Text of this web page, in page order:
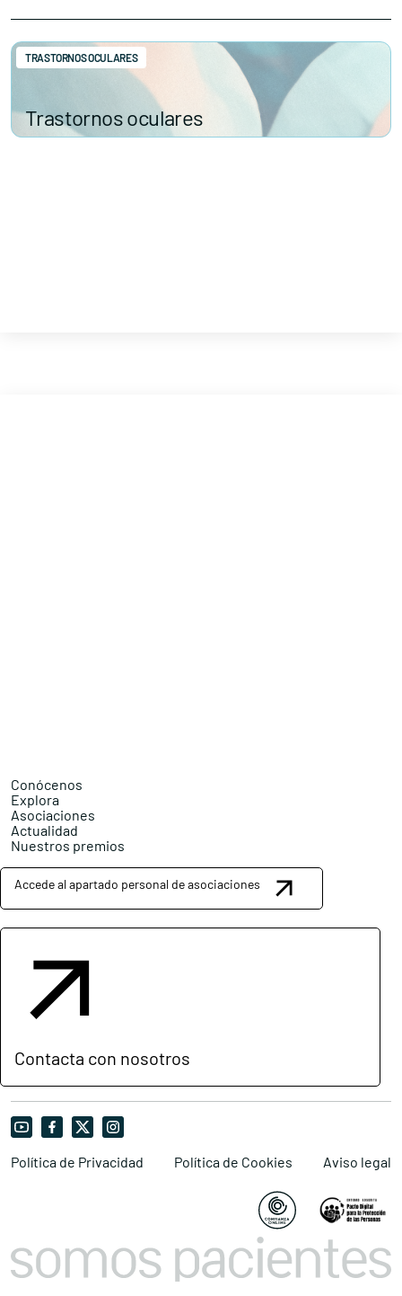
Trastornos oculares
TRASTORNOS OCULARES
Conócenos
Explora
Asociaciones
Actualidad
Nuestros premios
Accede al apartado personal de asociaciones
Contacta con nosotros
Política de Privacidad Política de Cookies Aviso legal